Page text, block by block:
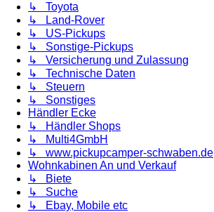
↳ Toyota
↳ Land-Rover
↳ US-Pickups
↳ Sonstige-Pickups
↳ Versicherung und Zulassung
↳ Technische Daten
↳ Steuern
↳ Sonstiges
Händler Ecke
↳ Händler Shops
↳ Multi4GmbH
↳ www.pickupcamper-schwaben.de
Wohnkabinen An und Verkauf
↳ Biete
↳ Suche
↳ Ebay, Mobile etc